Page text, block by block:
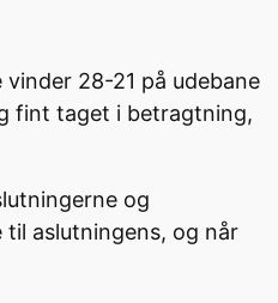
28-21 på udebane
fint taget i betragtning,
og
aslutningens, og når